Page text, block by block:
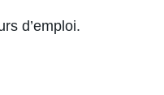
d’emploi.